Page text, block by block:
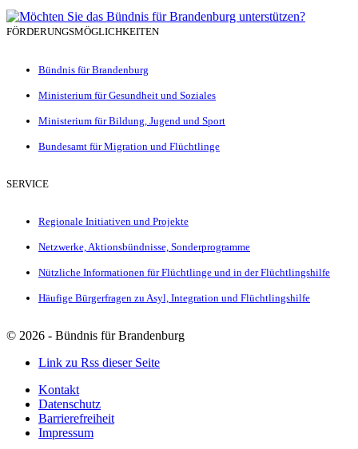
FÖRDERUNGSMÖGLICHKEITEN
Bündnis für Brandenburg
Ministerium für Gesundheit und Soziales
Ministerium für Bildung, Jugend und Sport
Bundesamt für Migration und Flüchtlinge
SERVICE
Regionale Initiativen und Projekte
Netzwerke, Aktionsbündnisse, Sonderprogramme
Nützliche Informationen für Flüchtlinge und in der Flüchtlingshilfe
Häufige Bürgerfragen zu Asyl, Integration und Flüchtlingshilfe
© 2026 - Bündnis für Brandenburg
Link zu Rss dieser Seite
Kontakt
Datenschutz
Barrierefreiheit
Impressum